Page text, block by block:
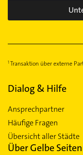
Transaktion über externe
Dialog & Hilfe
Ansprechpartner
Häufige Fragen
Übersicht aller Städte
Über Gelbe Seiten